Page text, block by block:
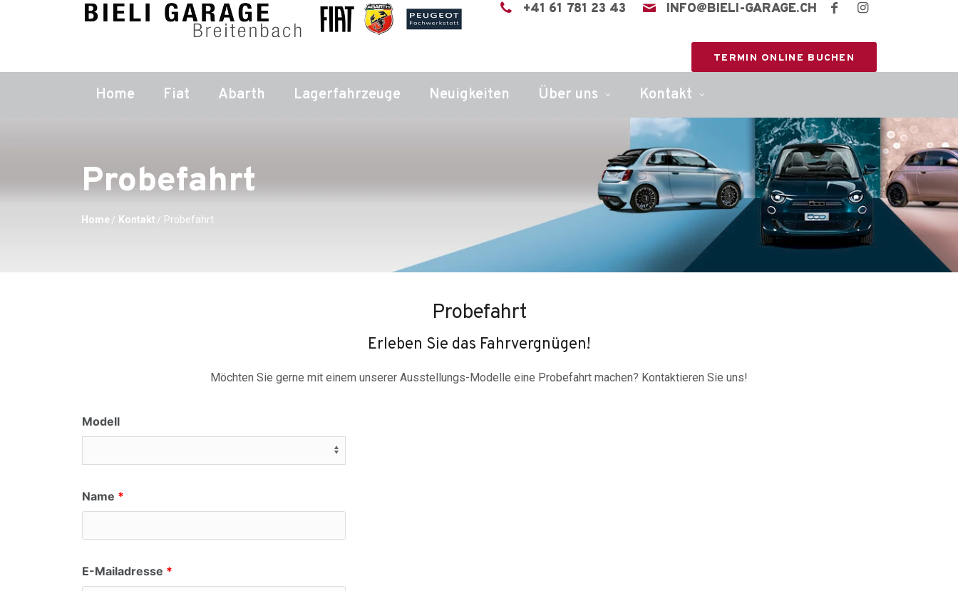
+41 61 781 23 43 INFO@BIELI-GARAGE.CH
TERMIN ONLINE BUCHEN
Home Fiat Abarth Lagerfahrzeuge Neuigkeiten Über uns Kontakt
Probefahrt
Home Kontakt Probefahrt
Probefahrt
Erleben Sie das Fahrvergnügen!
Möchten Sie gerne mit einem unserer Ausstellungs-Modelle eine Probefahrt machen? Kontaktieren Sie uns!
Modell
Name
E-Mailadresse